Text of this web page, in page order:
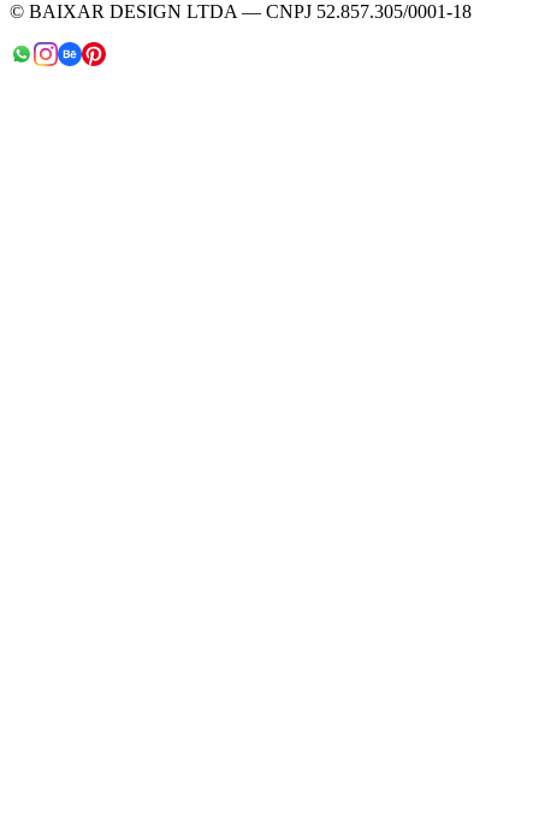
© BAIXAR DESIGN LTDA — CNPJ 52.857.305/0001-18